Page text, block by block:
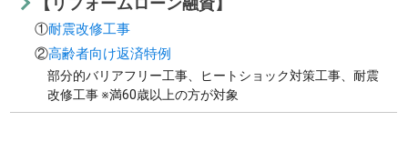
①耐震改修工事
②高齢者向け返済特例
部分的バリアフリー工事、ヒートショック対策工事、耐震
改修工事 ※満60歳以上の方が対象